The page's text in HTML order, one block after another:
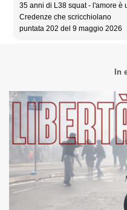
35 anni di L38 squat - l'amore è
Credenze che scricchiolano
puntata 202 del 9 maggio 2026
In